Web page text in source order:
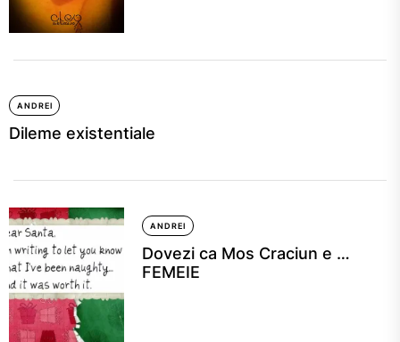
ANDREI
Dileme existentiale
ANDREI
Dovezi ca Mos Craciun e …
FEMEIE